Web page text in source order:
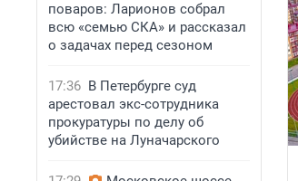
поваров: Ларионов собрал
всю «семью СКА» и рассказал
о задачах перед сезоном
17:36 В Петербурге суд
арестовал экс-сотрудника
прокуратуры по делу об
убийстве на Луначарского